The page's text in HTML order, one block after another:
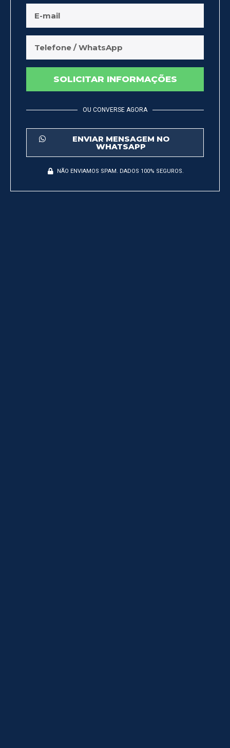
SOLICITAR INFORMAÇÕES
OU CONVERSE AGORA
ENVIAR MENSAGEM NO
WHATSAPP
NÃO ENVIAMOS SPAM. DADOS 100% SEGUROS.